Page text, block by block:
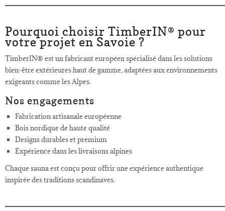
Pourquoi choisir TimberIN® pour
votre projet en Savoie ?
TimberIN® est un fabricant européen spécialisé dans les solutions
bien-être extérieures haut de gamme, adaptées aux environnements
exigeants comme les Alpes.
Nos engagements
Fabrication artisanale européenne
Bois nordique de haute qualité
Designs durables et premium
Expérience dans les livraisons alpines
Chaque sauna est conçu pour offrir une expérience authentique
inspirée des traditions scandinaves.